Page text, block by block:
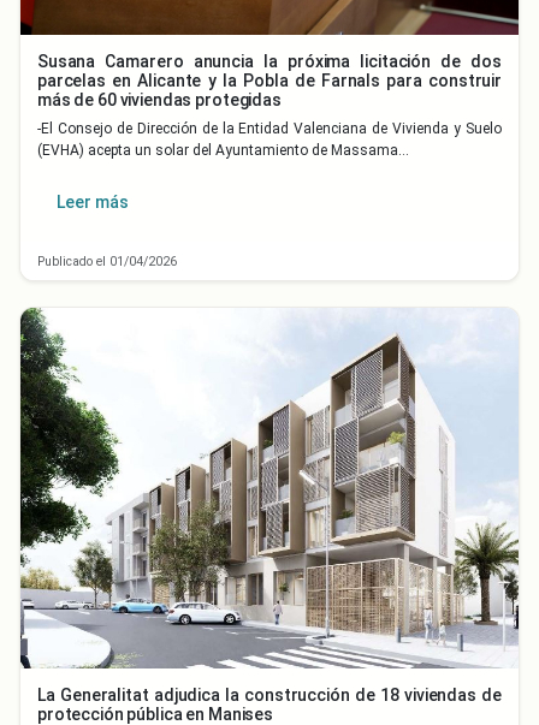
Susana Camarero anuncia la próxima licitación de dos
parcelas en Alicante y la Pobla de Farnals para construir
más de 60 viviendas protegidas
-El Consejo de Dirección de la Entidad Valenciana de Vivienda y Suelo
(EVHA) acepta un solar del Ayuntamiento de Massama…
Leer más
Publicado el 01/04/2026
La Generalitat adjudica la construcción de 18 viviendas de
protección pública en Manises